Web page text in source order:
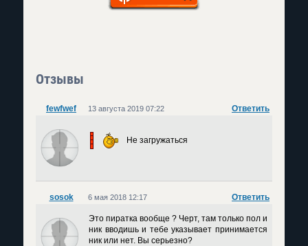
Отзывы
fewfwef Ответить
13 августа 2019 07:22
Не загружаться
sosok Ответить
6 мая 2018 12:17
Это пиратка вообще ? Черт, там только пол и
ник вводишь и тебе указывает принимается
ник или нет. Вы серьезно?